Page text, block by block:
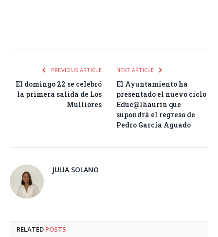
PREVIOUS ARTICLE
El domingo 22 se celebró
la primera salida de Los
Mulliores
NEXT ARTICLE
El Ayuntamiento ha
presentado el nuevo ciclo
Educ@lhaurín que
supondrá el regreso de
Pedro García Aguado
JULIA SOLANO
RELATED POSTS